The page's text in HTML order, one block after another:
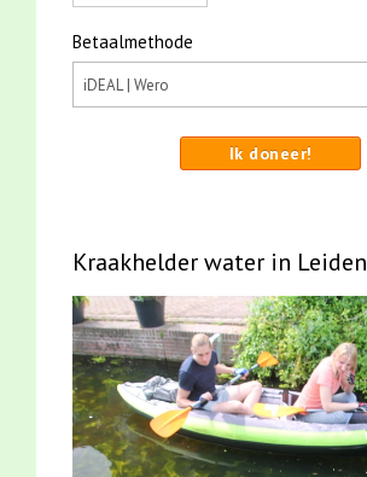
Betaalmethode
Ik doneer!
Kraakhelder water in Leiden